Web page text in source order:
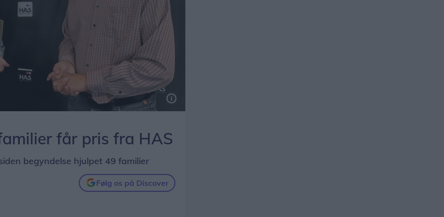
får pris fra HAS
begyndelse hjulpet 49 familier
Følg os på Discover